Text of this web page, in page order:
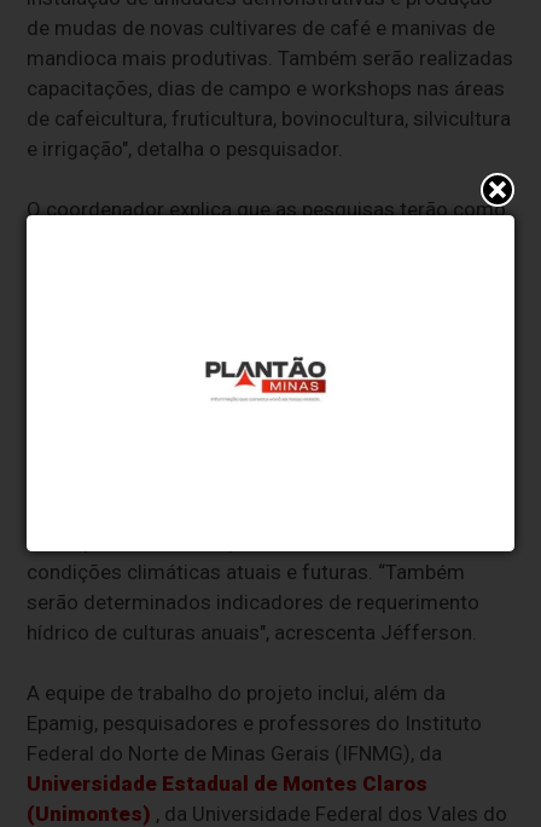
de mudas de novas cultivares de café e manivas de
mandioca mais produtivas. Também serão realizadas
capacitações, dias de campo e workshops nas áreas
de cafeicultura, fruticultura, bovinocultura, silvicultura
e irrigação", detalha o pesquisador.
O coordenador explica que as pesquisas terão como
“Esperamos alcançar um aumento significativo da
Outro ponto de destaque serão os estudos das
condições climáticas atuais e futuras. “Também
serão determinados indicadores de requerimento
hídrico de culturas anuais", acrescenta Jéfferson.
A equipe de trabalho do projeto inclui, além da
Epamig, pesquisadores e professores do Instituto
Federal do Norte de Minas Gerais (IFNMG), da
Universidade Estadual de Montes Claros
(Unimontes) , da Universidade Federal dos Vales do